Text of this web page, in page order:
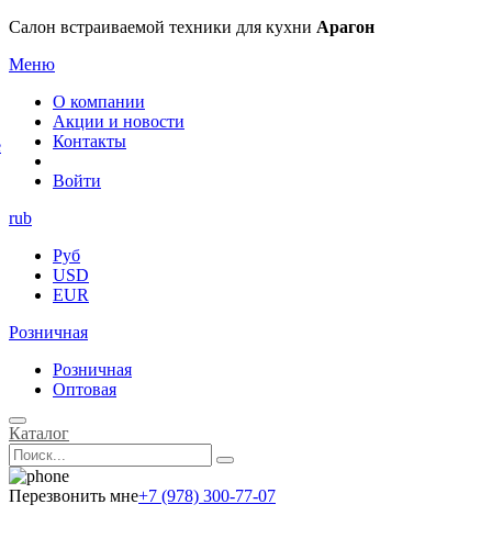
Салон встраиваемой техники для кухни Арагон
Меню
О компании
Акции и новости
Контакты
Войти
rub
Руб
USD
EUR
Розничная
Розничная
Оптовая
Каталог
Перезвонить мне+7 (978) 300-77-07